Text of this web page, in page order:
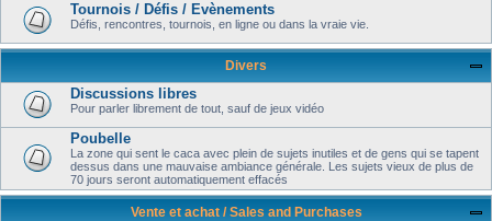
Tournois / Défis / Evènements
Défis, rencontres, tournois, en ligne ou dans la vraie vie.
Divers
Discussions libres
Pour parler librement de tout, sauf de jeux vidéo
Poubelle
La zone qui sent le caca avec plein de sujets inutiles et de gens qui se tapent
dessus dans une mauvaise ambiance générale. Les sujets vieux de plus de
70 jours seront automatiquement effacés
Vente et achat / Sales and Purchases